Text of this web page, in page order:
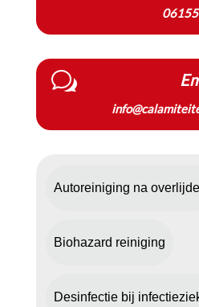
w
Autoreiniging na
Biohazard reiniging
Desinfectie bij